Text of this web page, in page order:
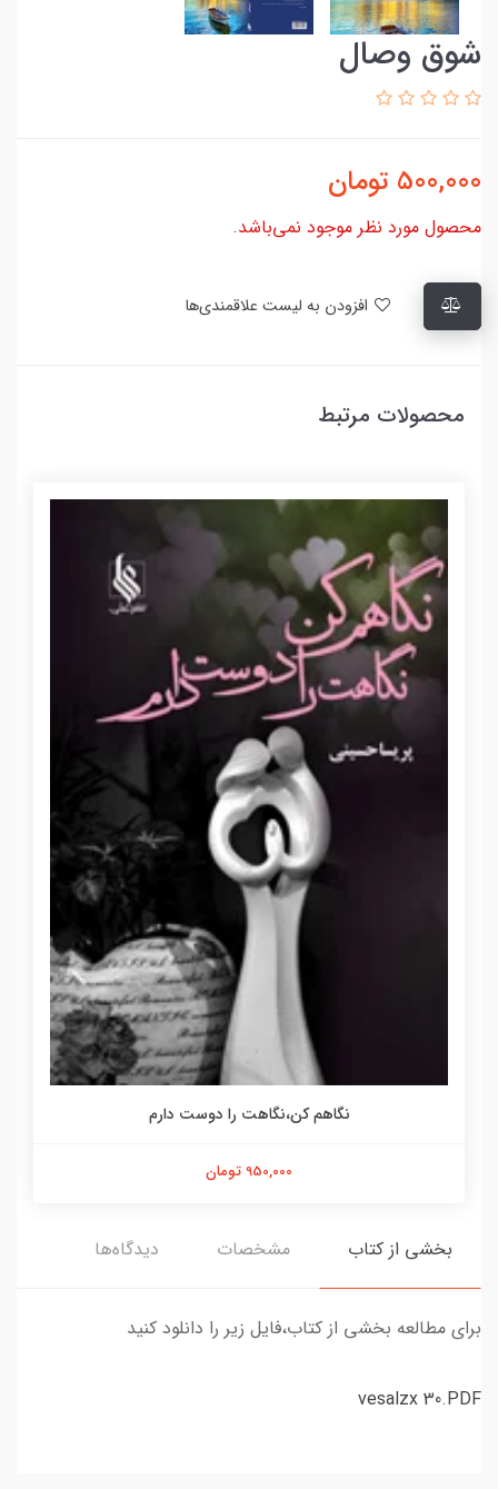
شوق وصال
500,000 تومان
محصول مورد نظر موجود نمی‌باشد.
محصولات مرتبط
نگاهم کن،نگاهت را دوست دارم
950,000 تومان
بخشی از کتاب مشخصات دیدگاه‌ها
برای مطالعه بخشی از کتاب،فایل زیر را دانلود کنید
vesalzx 30.PDF